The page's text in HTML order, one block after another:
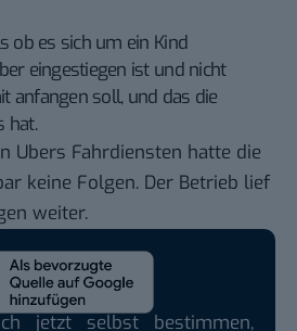
ob es sich um ein Kind
eingestiegen ist und nicht
anfangen soll, und das die
hat.
Ubers Fahrdiensten hatte die
keine Folgen. Der Betrieb lief
weiter.
jetzt selbst bestimmen,